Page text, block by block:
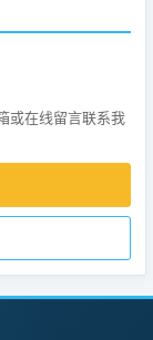
或在线留言联系我